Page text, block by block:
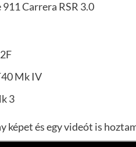
Carrera RSR 3.0
Mk IV
3
képet és egy videót is